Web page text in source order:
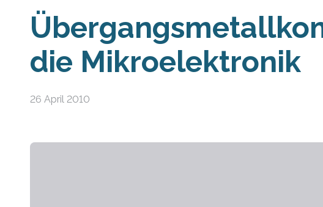
die Mikroelektronik
26 April 2010